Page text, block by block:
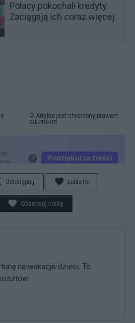
Polacy pokochali kredyty.
Zaciągają ich coraz więcej
© Artykuł jest chroniony prawem
autorskim
Udostępnij Lubię to!
Obserwuj notkę
na wakacje dzieci. To